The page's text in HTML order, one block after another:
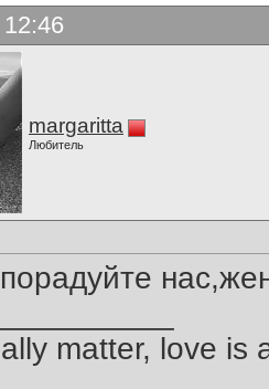
margaritta
Любитель
matter, love is